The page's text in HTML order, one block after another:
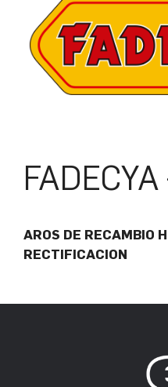
AROS DE RECAMBIO
RECTIFICACION